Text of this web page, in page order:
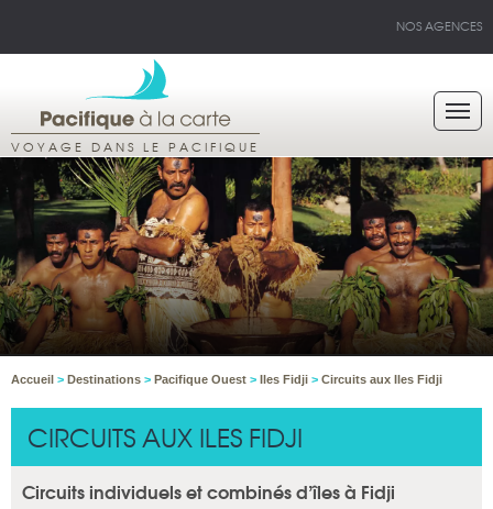
NOS AGENCES
VOYAGE DANS LE PACIFIQUE
Accueil > Destinations > Pacifique Ouest > Iles Fidji > Circuits aux Iles Fidji
CIRCUITS AUX ILES FIDJI
Circuits individuels et combinés d’îles à Fidji